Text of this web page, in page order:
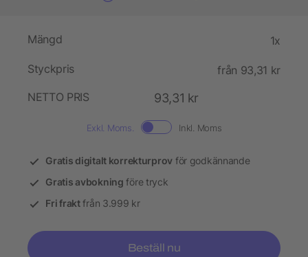
Mängd 1x
Styckpris
från 93,31 kr
NETTO PRIS
93,31 kr
Exkl. Moms. Inkl. Moms
Gratis digitalt korrekturprov för godkännande
Gratis avbokning före tryck
Fri fraktfrån 3.999 kr
Beställ nu